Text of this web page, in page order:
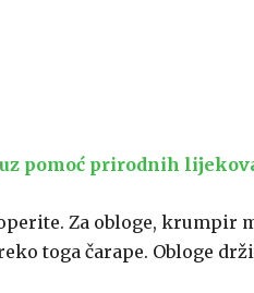
pomoć prirodnih
Za obloge, krumpir
toga čarape. Obloge